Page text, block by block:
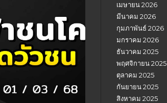
เมษายน 2026
มีนาคม 2026
กุมภาพันธ์ 2026
มกราคม 2026
ธันวาคม 2025
พฤศจิกายน 2025
ตุลาคม 2025
กันยายน 2025
สิงหาคม 2025